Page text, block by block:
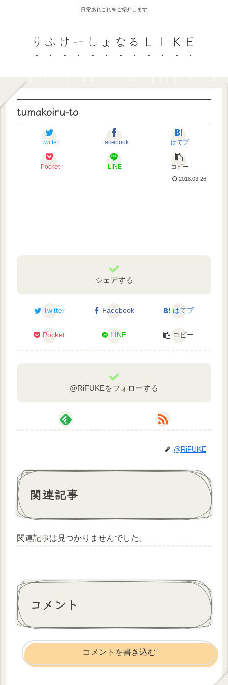
日常あれこれをご紹介します
りふけーしょなるＬＩＫＥ
tumakoiru-to
Twitter Facebook はてブ
Pocket LINE コピー
2018.03.26
シェアする
Twitter Facebook はてブ
Pocket LINE コピー
@RiFUKEをフォローする
@RiFUKE
関連記事
関連記事は見つかりませんでした。
コメント
コメントを書き込む